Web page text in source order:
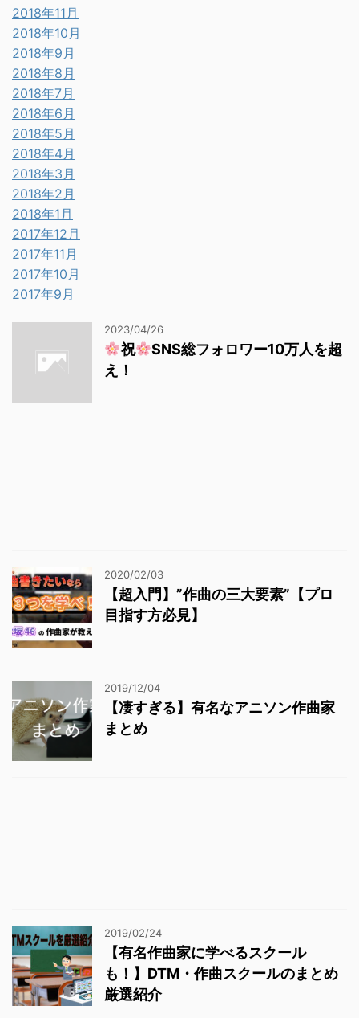
2018年11月
2018年10月
2018年9月
2018年8月
2018年7月
2018年6月
2018年5月
2018年4月
2018年3月
2018年2月
2018年1月
2017年12月
2017年11月
2017年10月
2017年9月
2023/04/26
祝
SNS総フォロワー10万人を超
え！
2020/02/03
【超入門】”作曲の三大要素”【プロ
目指す方必見】
2019/12/04
【凄すぎる】有名なアニソン作曲家
まとめ
2019/02/24
【有名作曲家に学べるスクール
も！】DTM・作曲スクールのまとめ
厳選紹介